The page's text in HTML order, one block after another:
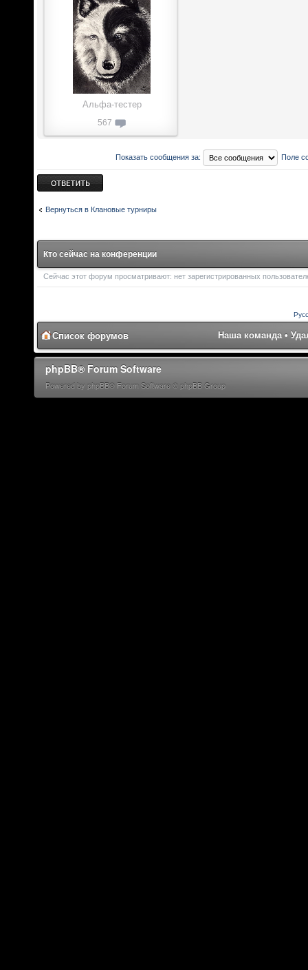
Альфа-тестер
567
Показать сообщения за: Поле
Ответить
Вернуться в Клановые турниры
Кто сейчас на конференции
Сейчас этот форум просматривают: нет зарегистрированных
Список форумов Наша команда •
phpBB® Forum Software
Powered by phpBB® Forum Software © phpBB Group